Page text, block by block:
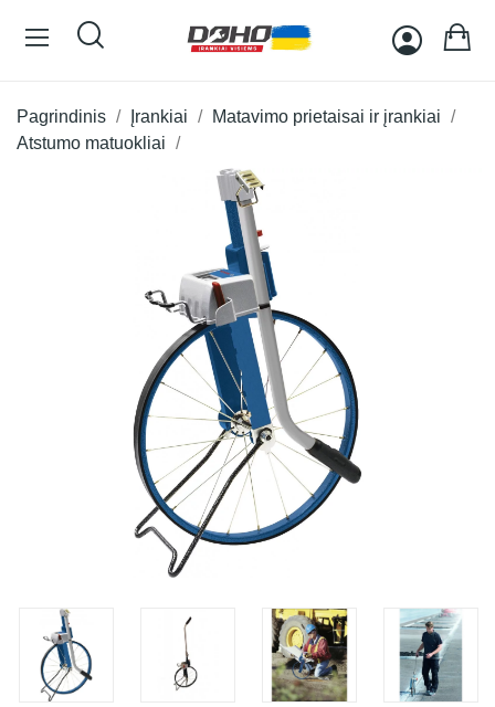
Pagrindinis Įrankiai
Matavimo prietaisai ir įrankiai
Atstumo matuokliai